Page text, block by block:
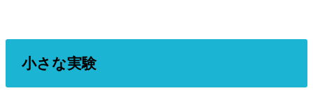
小さな実験